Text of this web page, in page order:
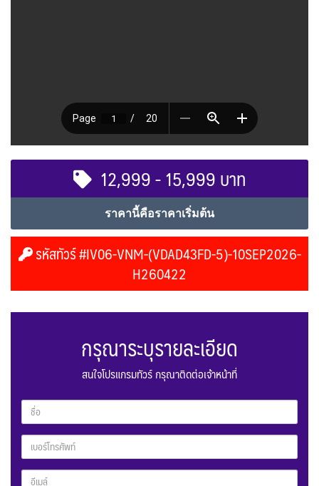
12,999 - 15,999 บาท
ราคานี้คือราคาเริ่มต้น
รหัสทัวร์ #IV06-VNM-(VDAD43FD-5)-10SEP2026-
H260422
กรุณาระบุรายละเอียด
สนใจโปรแกรมทัวร์ กรุณาติดต่อเจ้าหน้าที่